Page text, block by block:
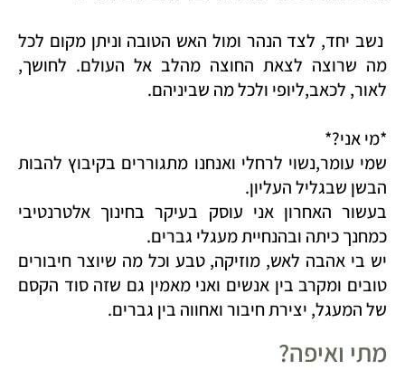
נשב יחד, לצד הנהר ומול האש הטובה וניתן מקום לכל
מה שרוצה לצאת החוצה מהלב אל העולם. לחושך,
לאור, לכאב,ליופי ולכל מה שביניהם.
*מי אני?*
שמי עומר,נשוי לרחלי ואנחנו מתגוררים בקיבוץ להבות
הבשן שבגליל העליון.
בעשור האחרון אני עוסק בעיקר בחינוך אלטרנטיבי
כמחנך כיתה ובהנחיית מעגלי גברים.
יש בי אהבה לאש, מוזיקה, טבע וכל מה שיוצר חיבורים
טובים ומקרב בין אנשים ואני מאמין גם שזה סוד הקסם
של המעגל, יצירת חיבור ואחווה בין גברים.
מתי ואיפה?